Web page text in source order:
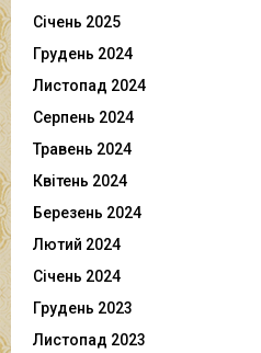
Січень 2025
Грудень 2024
Листопад 2024
Серпень 2024
Травень 2024
Квітень 2024
Березень 2024
Лютий 2024
Січень 2024
Грудень 2023
Листопад 2023